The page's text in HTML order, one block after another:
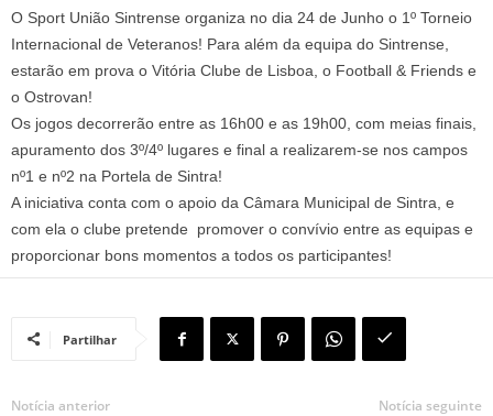
O Sport União Sintrense organiza no dia 24 de Junho o 1º Torneio
Internacional de Veteranos! Para além da equipa do Sintrense,
estarão em prova o Vitória Clube de Lisboa, o Football & Friends e
o Ostrovan!
Os jogos decorrerão entre as 16h00 e as 19h00, com meias finais,
apuramento dos 3º/4º lugares e final a realizarem-se nos campos
nº1 e nº2 na Portela de Sintra!
A iniciativa conta com o apoio da Câmara Municipal de Sintra, e
com ela o clube pretende promover o convívio entre as equipas e
proporcionar bons momentos a todos os participantes!
Partilhar
Notícia anterior Notícia seguinte